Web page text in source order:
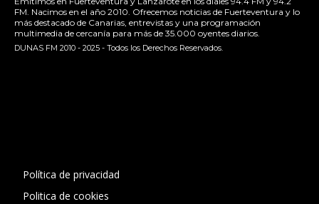
FM. Nacimos en el año 2010. Ofrecemos noticias de Fuerteventura y lo
más destacado de Canarias, entrevistas y una programación
multimedia de cercanía para más de 35.000 oyentes diarios.
DUNAS FM 2010 - 2025 - Todos los Derechos Reservados.
Política de privacidad
Politica de cookies